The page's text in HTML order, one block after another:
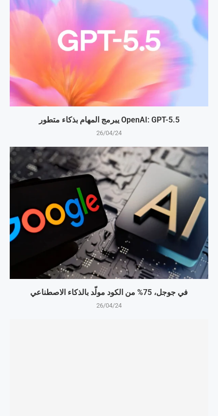
OpenAI: GPT-5.5 يبرمج المهام بذكاء متطور
26/04/24
في جوجل، 75% من الكود مولّد بالذكاء الاصطناعي
26/04/24